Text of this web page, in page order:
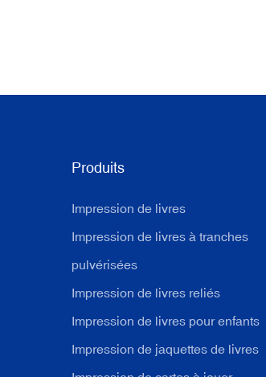
Produits
Impression de livres
Impression de livres à tranches
pulvérisées
Impression de livres reliés
Impression de livres pour enfants
Impression de jaquettes de livres